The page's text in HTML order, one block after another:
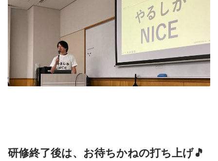
研修終了後は、お待ちかねの打ち上げ🎵